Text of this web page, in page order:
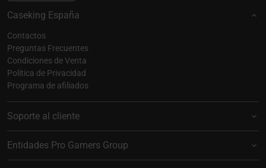
Caseking España
Contactos
Preguntas Frecuentes
Condiciones de Venta
Política de Privacidad
Programa de afiliados
Soporte al cliente
Entidades Pro Gamers Group